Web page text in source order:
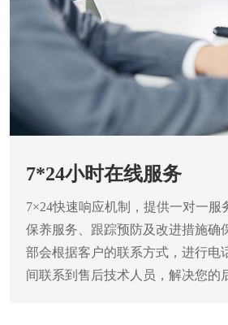
7*24小时在线服务
7×24快速响应机制，提供一对一服
保养服务、跟踪预防及改进措施确
部会根据客户的联系方式，进行电
间联系到售后技术人员，解决您的